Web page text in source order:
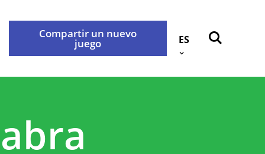
Compartir un nuevo
juego ES
Contáctenos